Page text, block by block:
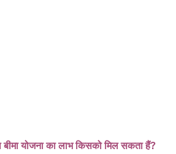
योजना का लाभ किसको मिल सकता हैं?